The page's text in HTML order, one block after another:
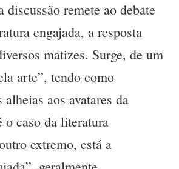
discussão remete ao debate
engajada, a resposta
matizes. Surge, de um
arte”, tendo como
aos avatares da
o caso da literatura
extremo, está a